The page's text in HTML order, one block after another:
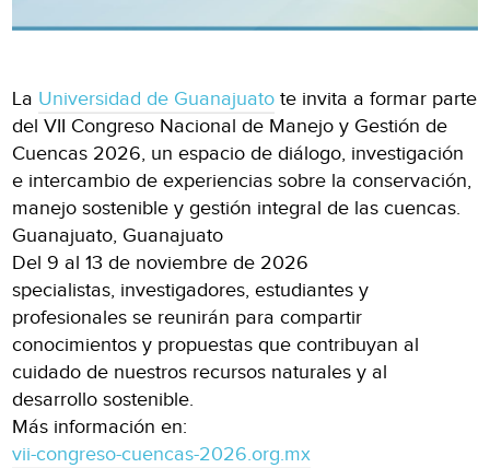
La Universidad de Guanajuato te invita a formar parte
del VII Congreso Nacional de Manejo y Gestión de
Cuencas 2026, un espacio de diálogo, investigación
e intercambio de experiencias sobre la conservación,
manejo sostenible y gestión integral de las cuencas.
Guanajuato, Guanajuato
Del 9 al 13 de noviembre de 2026
specialistas, investigadores, estudiantes y
profesionales se reunirán para compartir
conocimientos y propuestas que contribuyan al
cuidado de nuestros recursos naturales y al
desarrollo sostenible.
Más información en:
vii-congreso-cuencas-2026.org.mx